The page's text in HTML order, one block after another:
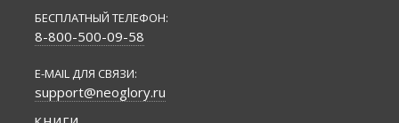
БЕСПЛАТНЫЙ ТЕЛЕФОН:
8-800-500-09-58
E-MAIL ДЛЯ СВЯЗИ:
support@neoglory.ru